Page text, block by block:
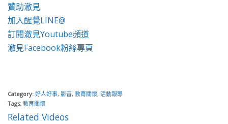
贊助澈見
加入醒覺LINE@
訂閱澈見Youtube頻道
澈見Facebook粉絲專頁
Category: 好人好事, 影音, 教育關懷, 活動報導
Tags: 教育關懷
Related Videos